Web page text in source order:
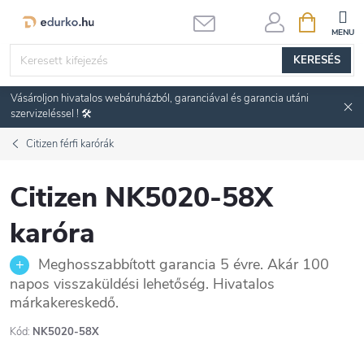
KERESÉS
KOSÁR
Vásároljon hivatalos webáruházból, garanciával és garancia utáni
szervizeléssel ! 🛠️
Citizen férfi karórák
Citizen NK5020-58X
karóra
Meghosszabbított garancia 5 évre. Akár 100
napos visszaküldési lehetőség. Hivatalos
márkakereskedő.
Kód: NK5020-58X